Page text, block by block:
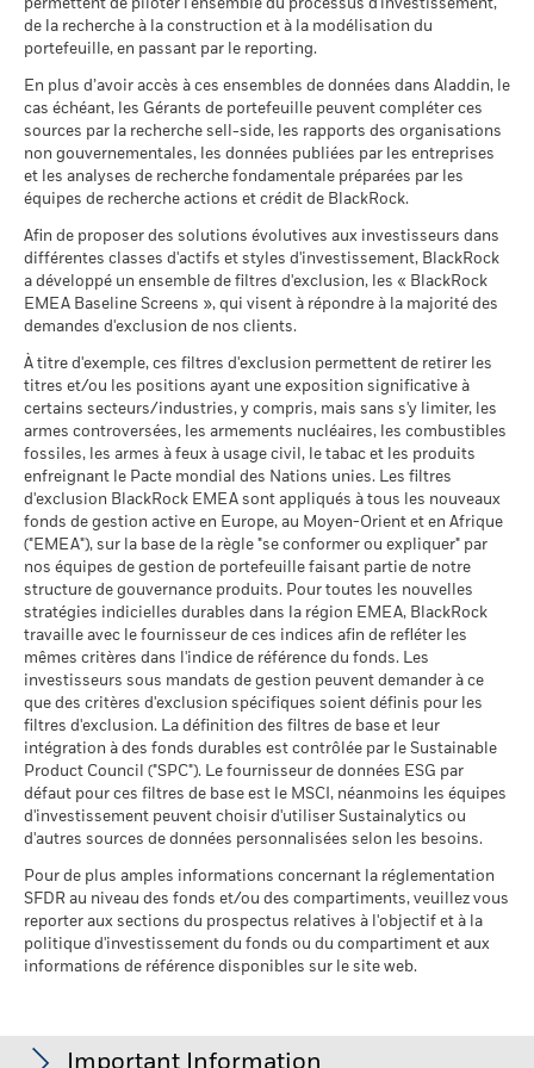
susceptibles de modification.
Scénarios
Minimal Il n’y a pas de rendement minimum
Tension
Ce que vous pourriez obtenir après
Rendement annuel moyen
Défavorable
Ce que vous pourriez obtenir après
Rendement annuel moyen
Intermédiaire
Ce que vous pourriez obtenir après
Rendement annuel moyen
Favorable
Ce que vous pourriez obtenir après
Rendement annuel moyen
Le scénario de tension montre ce que vous pourriez obtenir
dans des situations de marché extrêmes.
MSCI - Armes controversées
au 30/juin/2026
0,00%
MSCI - Armes nucléaires
au 30/juin/2026
0,00%
MSCI - Armes à feu civiles
au 30/juin/2026
0,00%
MSCI - Tabac
au 30/juin/2026
MSCI - Contrevenants au
Pacte mondial des Nations
Unies
au 30/juin/2026
0,00%
MSCI - Charbon thermique
au 30/juin/2026
0,00%
MSCI - Sables bitumineux
au 30/juin/2026
0,00%
Données sur la
participation aux secteurs
d'activité
au 30/juin/2026
24,37%
Pourcentage des avoirs du
fonds à l'égard desquels
des données ne sont pas
disponibles
au 30/juin/2026
L'exposition de BlackRock aux secteurs d'activité, telle qu'elle
est indiquée ci-dessus, pour le charbon thermique et les
sables bitumineux, est calculée et déclarée pour les
entreprises qui tirent plus de 5 % de leurs revenus du
charbon thermique ou des sables bitumineux, tel que défini
par MSCI ESG Research. L’exposition aux entreprises qui
génèrent des revenus à partir du charbon thermique ou des
sables bitumineux (à un seuil de revenus de 0 %), telle que
définie par MSCI ESG Research, se répartit comme suit :
Les indicateurs de participation aux secteurs d'activité sont
BlackRock Global Funds - Annual Report
(French)
BlackRock Global Funds - Annual report and
audited financial statements (French)
Sustainability related disclosure - FIGO-E-AG
(en)
Sustainability related disclosure - FIGO-E-AG
BlackRock Global Funds - Prospectus (French
- France)
BlackRock Global Funds - Prospectus
(English)
BlackRock Global Funds - Prospectus (French
- Belgium^France)
BlackRock Global Funds - Prospectus -
Addendum (French - France)
Voir tous les documents
permettent de piloter l'ensemble du processus d'investissement,
de la recherche à la construction et à la modélisation du
portefeuille, en passant par le reporting.
En plus d’avoir accès à ces ensembles de données dans Aladdin, le
cas échéant, les Gérants de portefeuille peuvent compléter ces
sources par la recherche sell-side, les rapports des organisations
non gouvernementales, les données publiées par les entreprises
et les analyses de recherche fondamentale préparées par les
équipes de recherche actions et crédit de BlackRock.
Afin de proposer des solutions évolutives aux investisseurs dans
différentes classes d'actifs et styles d'investissement, BlackRock
a développé un ensemble de filtres d'exclusion, les « BlackRock
EMEA Baseline Screens », qui visent à répondre à la majorité des
demandes d'exclusion de nos clients.
À titre d'exemple, ces filtres d'exclusion permettent de retirer les
titres et/ou les positions ayant une exposition significative à
certains secteurs/industries, y compris, mais sans s'y limiter, les
armes controversées, les armements nucléaires, les combustibles
fossiles, les armes à feux à usage civil, le tabac et les produits
enfreignant le Pacte mondial des Nations unies. Les filtres
d'exclusion BlackRock EMEA sont appliqués à tous les nouveaux
fonds de gestion active en Europe, au Moyen-Orient et en Afrique
("EMEA"), sur la base de la règle "se conformer ou expliquer" par
nos équipes de gestion de portefeuille faisant partie de notre
structure de gouvernance produits. Pour toutes les nouvelles
stratégies indicielles durables dans la région EMEA, BlackRock
travaille avec le fournisseur de ces indices afin de refléter les
mêmes critères dans l'indice de référence du fonds. Les
investisseurs sous mandats de gestion peuvent demander à ce
que des critères d'exclusion spécifiques soient définis pour les
filtres d'exclusion. La définition des filtres de base et leur
intégration à des fonds durables est contrôlée par le Sustainable
Product Council ("SPC"). Le fournisseur de données ESG par
défaut pour ces filtres de base est le MSCI, néanmoins les équipes
d'investissement peuvent choisir d'utiliser Sustainalytics ou
d'autres sources de données personnalisées selon les besoins.
Pour de plus amples informations concernant la réglementation
SFDR au niveau des fonds et/ou des compartiments, veuillez vous
reporter aux sections du prospectus relatives à l'objectif et à la
politique d'investissement du fonds ou du compartiment et aux
informations de référence disponibles sur le site web.
Important Information